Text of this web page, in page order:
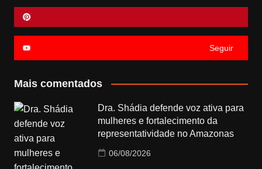
Seguir
Mais comentados
Dra. Shádia defende voz ativa para
mulheres e fortalecimento da
representatividade no Amazonas
06/08/2026